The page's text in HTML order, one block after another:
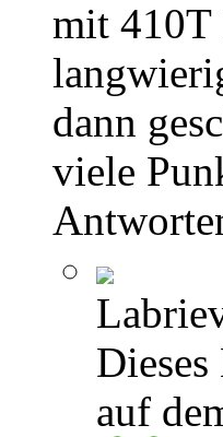
mit 410T
dann
viele
auf